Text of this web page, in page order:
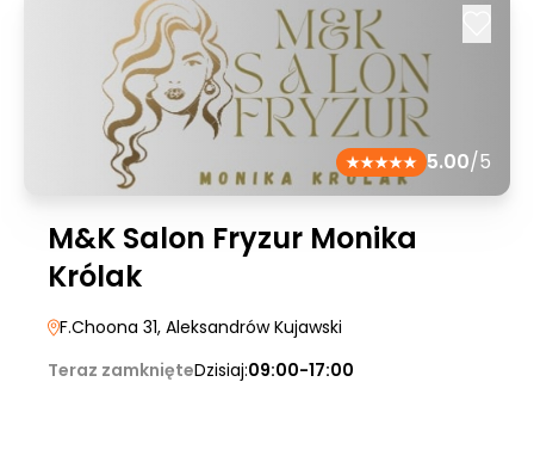
5.00/5
M&K Salon Fryzur Monika
Królak
F.Choona 31, Aleksandrów Kujawski
Teraz zamknięteDzisiaj:09:00-17:00